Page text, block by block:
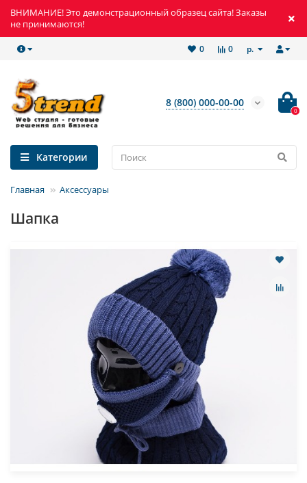
ВНИМАНИЕ! Это демонстрационный образец сайта! Заказы
не принимаются!
р.
0
0
8 (800) 000-00-00
0
Категории
Главная Аксессуары
Шапка